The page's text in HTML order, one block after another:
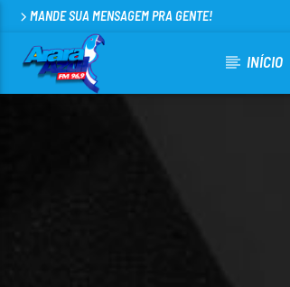
MANDE SUA MENSAGEM PRA GENTE!
INÍCIO